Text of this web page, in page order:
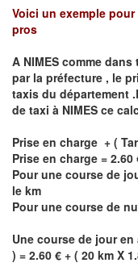
Voici un exemple
pros
A NIMES comme
par la préfecture , le
taxis du département
de taxi à NIMES ce
Prise en charge + (
Prise en charge = 2.60
Pour une course de
le km
Pour une course de
Une course de jour
) = 2.60 € + ( 20 km X